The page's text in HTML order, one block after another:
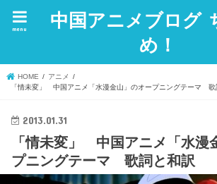
中国アニメブログ
め！
menu
HOME
アニメ
「情未変」 中国アニメ「水漫金山」のオープニングテーマ 歌
2013.01.31
「情未変」 中国アニメ「水漫
プニングテーマ 歌詞と和訳